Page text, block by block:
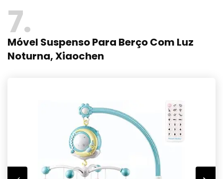
7
Móvel Suspenso Para Berço Com Luz
Noturna, Xiaochen